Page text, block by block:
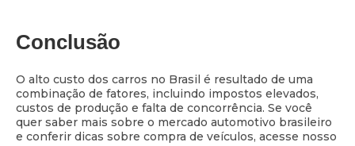
Conclusão
O alto custo dos carros no Brasil é resultado de uma
combinação de fatores, incluindo impostos elevados,
custos de produção e falta de concorrência. Se você
quer saber mais sobre o mercado automotivo brasileiro
e conferir dicas sobre compra de veículos, acesse nosso